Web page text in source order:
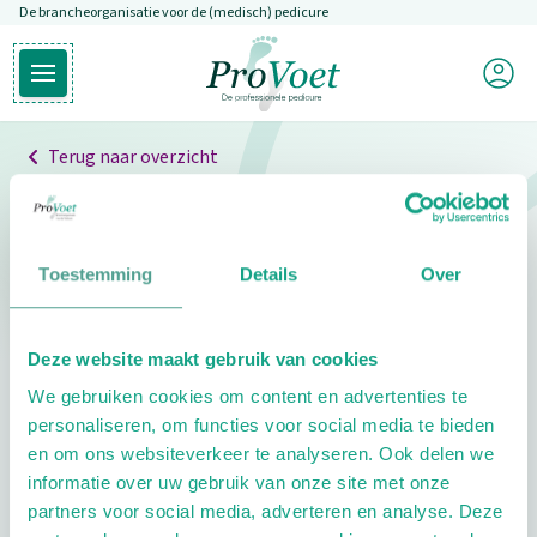
Toestemming Details Over
Deze website maakt gebruik van cookies
We gebruiken cookies om content en advertenties te
personaliseren, om functies voor social media te bieden
en om ons websiteverkeer te analyseren. Ook delen we
informatie over uw gebruik van onze site met onze
partners voor social media, adverteren en analyse. Deze
Overslaan en naar de inhoud gaan
De brancheorganisatie voor de (medisch) pedicure
Open hoofdmenu
Ga naar de homepagina
Mijn
Terug naar overzicht
Professionals
Pedicure niet gevonden
pedicure.